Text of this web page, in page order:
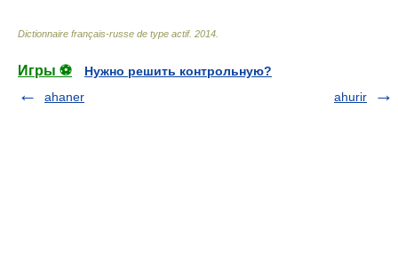
Dictionnaire français-russe de type actif. 2014
Игры ⚽
Нужно решить контрольную?
ahaner
ahurir